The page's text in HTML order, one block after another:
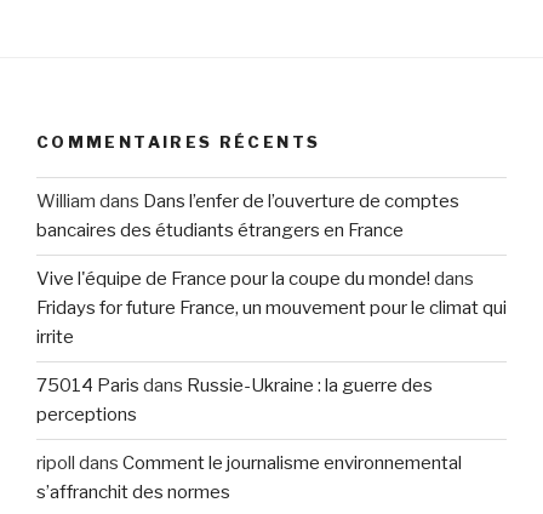
COMMENTAIRES RÉCENTS
William dans Dans l’enfer de l’ouverture de comptes
bancaires des étudiants étrangers en France
Vive l'équipe de France pour la coupe du monde! dans
Fridays for future France, un mouvement pour le climat qui
irrite
75014 Paris dans Russie-Ukraine : la guerre des
perceptions
ripoll dans Comment le journalisme environnemental
s’affranchit des normes